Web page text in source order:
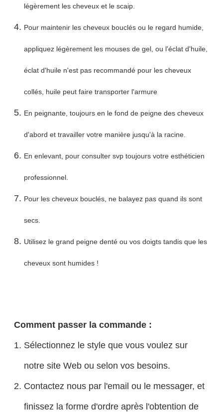
légèrement les cheveux et le scaip.
Pour maintenir les cheveux bouclés ou le regard humide,
appliquez légèrement les mouses de gel, ou l'éclat d'huile,
éclat d'huile n'est pas recommandé pour les cheveux
collés, huile peut faire transporter l'armure
En peignante, toujours en le fond de peigne des cheveux
d'abord et travailler votre manière jusqu'à la racine.
En enlevant, pour consulter svp toujours votre esthéticien
professionnel.
Pour les cheveux bouclés, ne balayez pas quand ils sont
secs.
Utilisez le grand peigne denté ou vos doigts tandis que les
cheveux sont humides !
Comment passer la commande :
Sélectionnez le style que vous voulez sur
notre site Web ou selon vos besoins.
Contactez nous par l'email ou le messager, et
finissez la forme d'ordre après l'obtention de